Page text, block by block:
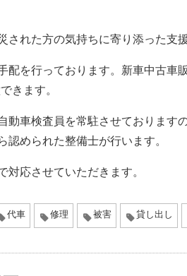
れた方の気持ちに寄り添った支
配を行っております。新車中古車
きます。
車検査員を常駐させております
められた整備士が行います。
応させていただきます。
代車 修理 被害 貸し出し